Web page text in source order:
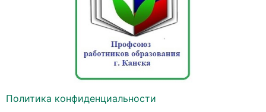
Политика конфиденциальности